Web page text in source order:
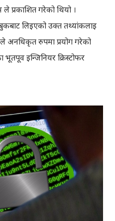
ले प्रकाशित गरेको थियो ।
लिइएको उक्त तथ्यांकलाई
अनधिकृत रुपमा प्रयोग गरेको
भूतपूर्व इन्जिनियर क्रिस्टोफर
करोड फेसबुक प्रयोगकर्ताहरुको
एनालिटिका र फेसबुककै
समाचार प्रकाशित गरेको थियो ।
एनालिटिकालाई तथ्यांक
मेटाएको जानकारी
कम्पनीले यो कुरालाई गुपचुप
समाचार लेखेको भन्दै
थियो भने क्याम्ब्रिज